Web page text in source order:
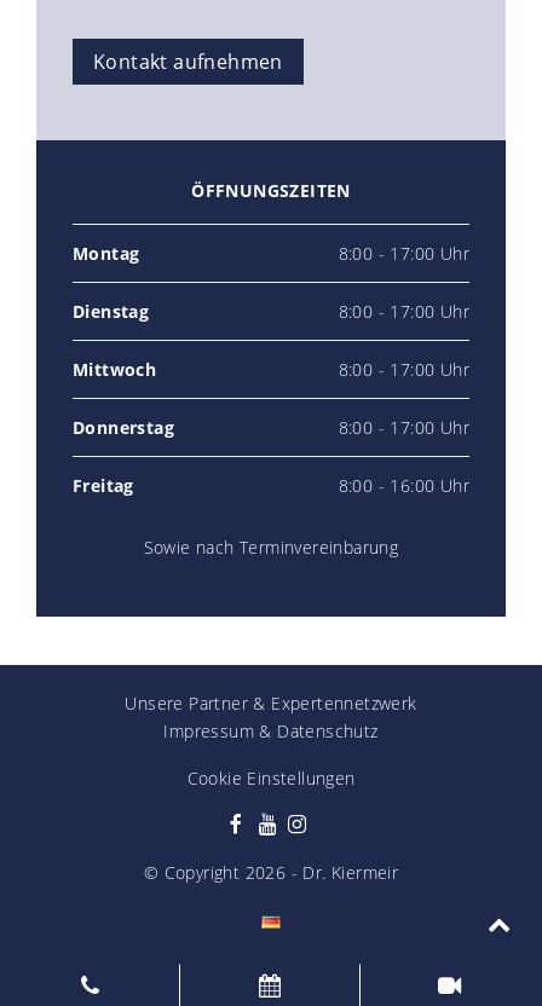
Kontakt aufnehmen
ÖFFNUNGSZEITEN
Montag 8:00 - 17:00 Uhr
Dienstag 8:00 - 17:00 Uhr
Mittwoch 8:00 - 17:00 Uhr
Donnerstag 8:00 - 17:00 Uhr
Freitag 8:00 - 16:00 Uhr
Sowie nach Terminvereinbarung
Unsere Partner & Expertennetzwerk
Impressum & Datenschutz
Cookie Einstellungen
© Copyright 2026 - Dr. Kiermeir